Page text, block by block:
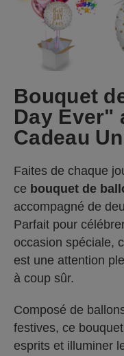
Bouquet
Day Ever"
Cadeau
Faites de chaque
ce bouquet de
accompagné de
Parfait pour
occasion spéciale,
est une attention
à coup sûr.
Composé de
festives, ce
esprits et illuminer